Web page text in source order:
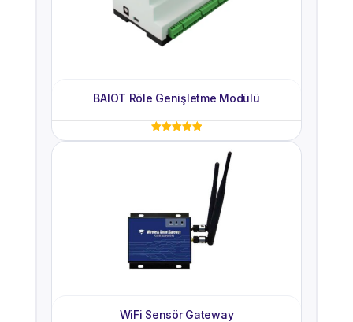
BAIOT Röle Genişletme Modülü
5 üzerinden
WiFi Sensör Gateway